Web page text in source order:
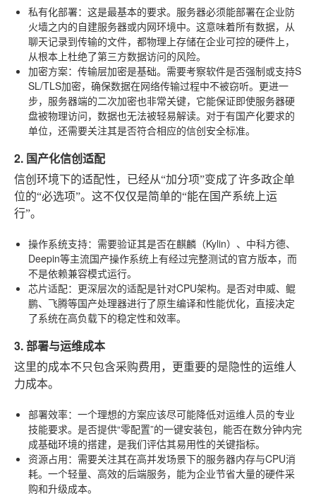
私有化部署：这是最基本的要求。服务器必须能部署在企业防
火墙之内的自建服务器或内网环境中。这意味着所有数据，从
聊天记录到传输的文件，都物理上存储在企业可控的硬件上，
从根本上杜绝了第三方数据访问的风险。
加密方案：传输层加密是基础。需要考察软件是否强制或支持S
SL/TLS加密，确保数据在网络传输过程中不被窃听。更进一
步，服务器端的二次加密也非常关键，它能保证即使服务器硬
盘被物理访问，数据也无法被轻易解读。对于有国产化要求的
单位，还需要关注其是否符合相应的信创安全标准。
2. 国产化信创适配
信创环境下的适配性，已经从“加分项”变成了许多政企单
位的“必选项”。这不仅仅是简单的“能在国产系统上运
行”。
操作系统支持：需要验证其是否在麒麟（Kylin）、中科方德、
Deepin等主流国产操作系统上有经过完整测试的官方版本，而
不是依赖兼容模式运行。
芯片适配：更深层次的适配是针对CPU架构。是否对申威、鲲
鹏、飞腾等国产处理器进行了原生编译和性能优化，直接决定
了系统在高负载下的稳定性和效率。
3. 部署与运维成本
这里的成本不只包含采购费用，更重要的是隐性的运维人
力成本。
部署效率：一个理想的方案应该尽可能降低对运维人员的专业
技能要求。是否提供“零配置”的一键安装包，能否在数分钟内完
成基础环境的搭建，是我们评估其易用性的关键指标。
资源占用：需要关注其在高并发场景下的服务器内存与CPU消
耗。一个轻量、高效的后端服务，能为企业节省大量的硬件采
购和升级成本。